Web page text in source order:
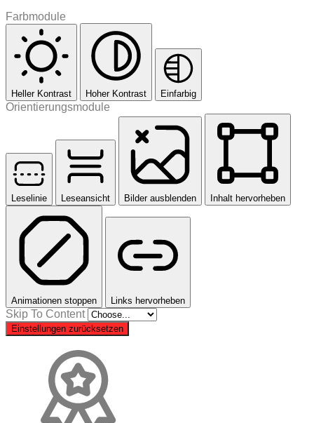
Farbmodule
Heller Kontrast Hoher Kontrast Einfarbig
Orientierungsmodule
Leselinie Leseansicht Bilder ausblenden Inhalt hervorheben
Animationen stoppen Links hervorheben
Skip To Content
Einstellungen zurücksetzen